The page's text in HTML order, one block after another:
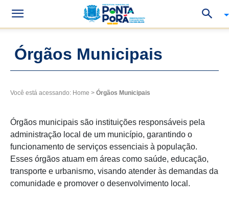
Órgãos Municipais
Você está acessando: Home > Órgãos Municipais
Órgãos municipais são instituições responsáveis pela
administração local de um município, garantindo o
funcionamento de serviços essenciais à população.
Esses órgãos atuam em áreas como saúde, educação,
transporte e urbanismo, visando atender às demandas da
comunidade e promover o desenvolvimento local.